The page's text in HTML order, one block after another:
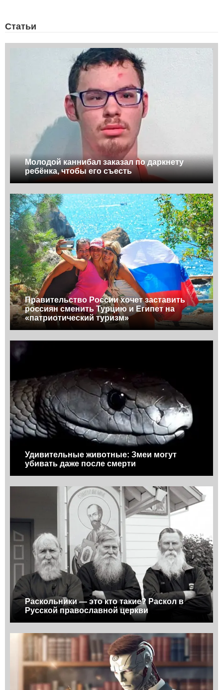
Статьи
Молодой каннибал заказал по даркнету
ребёнка, чтобы его съесть
Правительство России хочет заставить
россиян сменить Турцию и Египет на
«патриотический туризм»
Удивительные животные: Змеи могут
убивать даже после смерти
Раскольники — это кто такие? Раскол в
Русской православной церкви